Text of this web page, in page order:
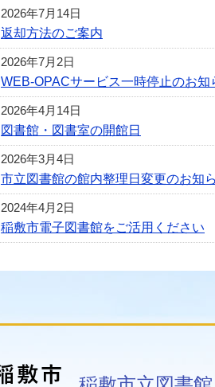
2026年7月14日
返却方法のご案内
2026年7月2日
WEB-OPACサービス一時停止のお知
2026年4月14日
図書館・図書室の開館日
2026年3月4日
市立図書館の館内整理日変更のお知
2024年4月2日
稲敷市電子図書館をご活用ください